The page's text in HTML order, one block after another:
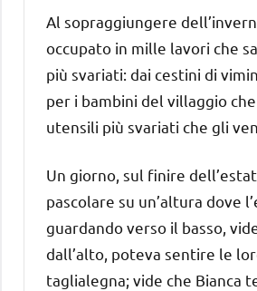
Al sopraggiungere
occupato in mille lavori che
più svariati: dai cestini di
per i bambini del villaggio
utensili più svariati che gli
Un giorno, sul finire
pascolare su un’altura dove
guardando verso il basso,
dall’alto, poteva sentire le
taglialegna; vide che Bianca